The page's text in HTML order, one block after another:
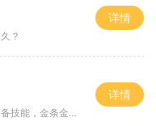
？
详情
，金条金刚石保底
详情